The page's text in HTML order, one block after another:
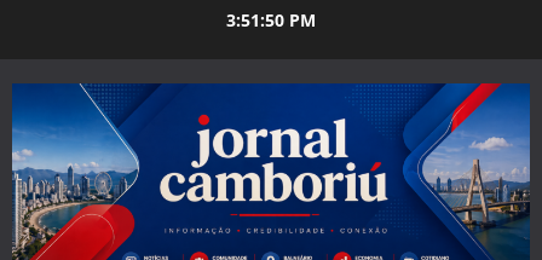
3:51:52 PM